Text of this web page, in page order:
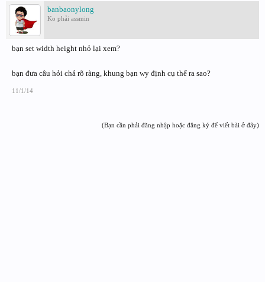
banbaonylong
Ko phải assmin
bạn set width height nhỏ lại xem?
bạn đưa câu hỏi chả rõ ràng, khung bạn wy định cụ thể ra sao?
11/1/14
(Bạn cần phải đăng nhập hoặc đăng ký để viết bài ở đây)